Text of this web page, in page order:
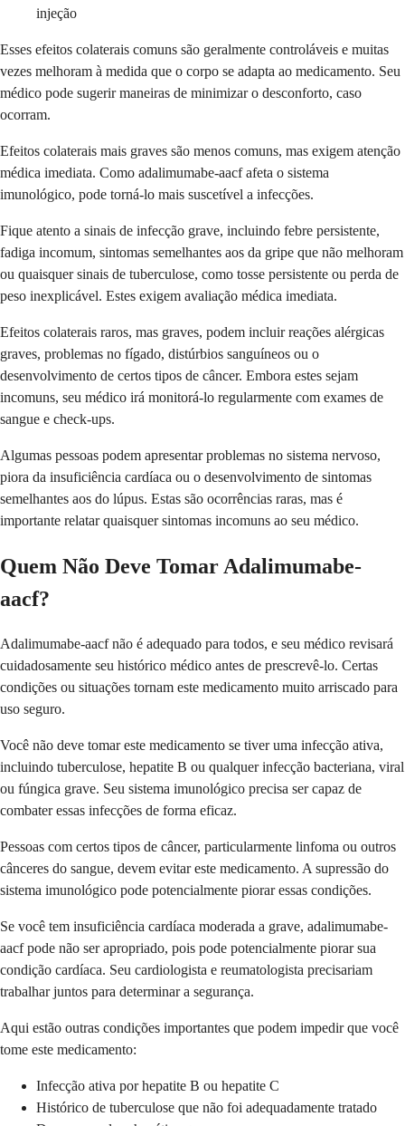
injeção
Esses efeitos colaterais comuns são geralmente controláveis e muitas
vezes melhoram à medida que o corpo se adapta ao medicamento. Seu
médico pode sugerir maneiras de minimizar o desconforto, caso
ocorram.
Efeitos colaterais mais graves são menos comuns, mas exigem atenção
médica imediata. Como adalimumabe-aacf afeta o sistema
imunológico, pode torná-lo mais suscetível a infecções.
Fique atento a sinais de infecção grave, incluindo febre persistente,
fadiga incomum, sintomas semelhantes aos da gripe que não melhoram
ou quaisquer sinais de tuberculose, como tosse persistente ou perda de
peso inexplicável. Estes exigem avaliação médica imediata.
Efeitos colaterais raros, mas graves, podem incluir reações alérgicas
graves, problemas no fígado, distúrbios sanguíneos ou o
desenvolvimento de certos tipos de câncer. Embora estes sejam
incomuns, seu médico irá monitorá-lo regularmente com exames de
sangue e check-ups.
Algumas pessoas podem apresentar problemas no sistema nervoso,
piora da insuficiência cardíaca ou o desenvolvimento de sintomas
semelhantes aos do lúpus. Estas são ocorrências raras, mas é
importante relatar quaisquer sintomas incomuns ao seu médico.
Quem Não Deve Tomar Adalimumabe-
aacf?
Adalimumabe-aacf não é adequado para todos, e seu médico revisará
cuidadosamente seu histórico médico antes de prescrevê-lo. Certas
condições ou situações tornam este medicamento muito arriscado para
uso seguro.
Você não deve tomar este medicamento se tiver uma infecção ativa,
incluindo tuberculose, hepatite B ou qualquer infecção bacteriana, viral
ou fúngica grave. Seu sistema imunológico precisa ser capaz de
combater essas infecções de forma eficaz.
Pessoas com certos tipos de câncer, particularmente linfoma ou outros
cânceres do sangue, devem evitar este medicamento. A supressão do
sistema imunológico pode potencialmente piorar essas condições.
Se você tem insuficiência cardíaca moderada a grave, adalimumabe-
aacf pode não ser apropriado, pois pode potencialmente piorar sua
condição cardíaca. Seu cardiologista e reumatologista precisariam
trabalhar juntos para determinar a segurança.
Aqui estão outras condições importantes que podem impedir que você
tome este medicamento:
Infecção ativa por hepatite B ou hepatite C
Histórico de tuberculose que não foi adequadamente tratado